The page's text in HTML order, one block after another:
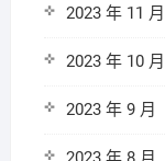
2023 年 11 月
2023 年 10 月
2023 年 9 月